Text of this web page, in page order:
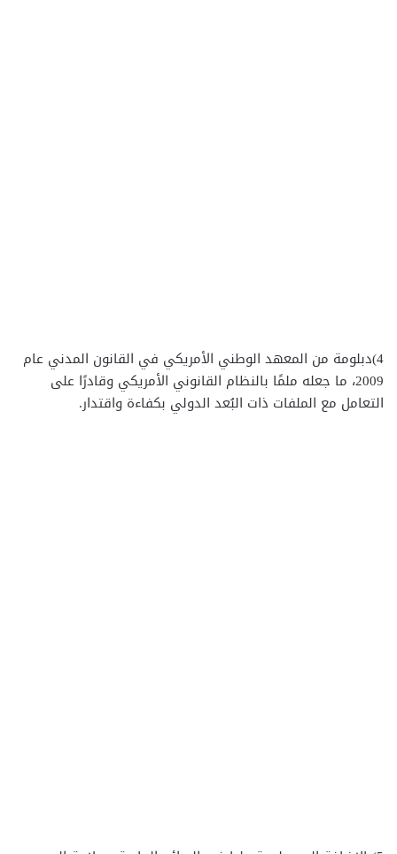
4)دبلومة من المعهد الوطني الأمريكي في القانون المدني عام
2009، ما جعله ملمًا بالنظام القانوني الأمريكي وقادرًا على
التعامل مع الملفات ذات البُعد الدولي بكفاءة واقتدار.